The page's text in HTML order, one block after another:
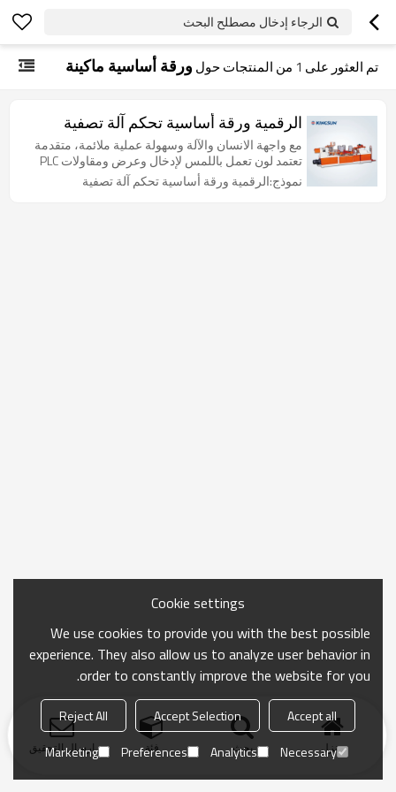
الرجاء إدخال مصطلح البحث
تم العثور على 1 من المنتجات حول ورقة أساسية ماكينة
الرقمية ورقة أساسية تحكم آلة تصفية
مع واجهة الانسان والآلة وسهولة عملية ملائمة، متقدمة
تعتمد لون تعمل باللمس لإدخال وعرض ومقاولات PLC
نموذج:الرقمية ورقة أساسية تحكم آلة تصفية
منزل بحث فئة ارسال التحقيق
Cookie settings
We use cookies to provide you with the best possible
experience. They also allow us to analyze user behavior in
order to constantly improve the website for you.
Accept all
Accept Selection
Reject All
Necessary
Analytics
Preferences
Marketing